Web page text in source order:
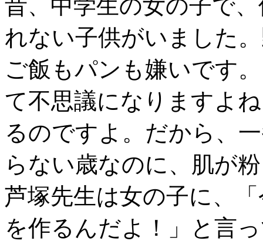
昔、中学生の女の子で
れない子供がいました
ご飯もパンも嫌いです
て不思議になりますよ
るのですよ。だから、
らない歳なのに、肌が
芦塚先生は女の子に、
を作るんだよ！」と言